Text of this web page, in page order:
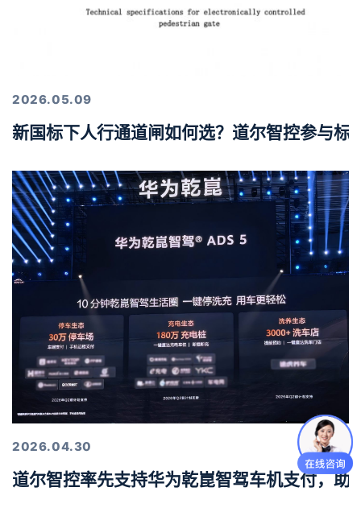
2026.05.09
新国标下人行通道闸如何选？道尔智控参与标
2026.04.30
道尔智控率先支持华为乾崑智驾车机支付，助